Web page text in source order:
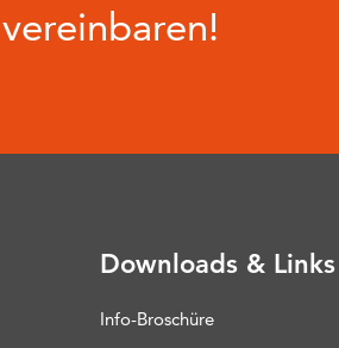
Downloads & Links
Info-Broschüre